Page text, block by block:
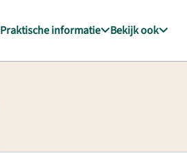
Praktische informatie Bekijk ook